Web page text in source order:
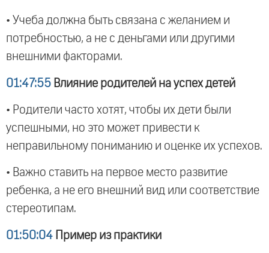
• Учеба должна быть связана с желанием и
потребностью, а не с деньгами или другими
внешними факторами.
01:47:55 Влияние родителей на успех детей
• Родители часто хотят, чтобы их дети были
успешными, но это может привести к
неправильному пониманию и оценке их успехов.
• Важно ставить на первое место развитие
ребенка, а не его внешний вид или соответствие
стереотипам.
01:50:04 Пример из практики